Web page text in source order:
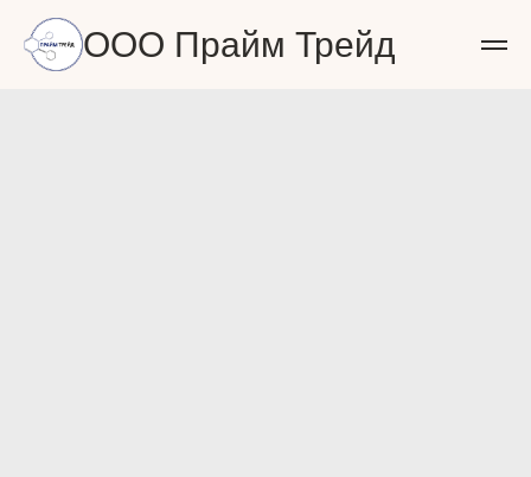
ООО Прайм Трейд